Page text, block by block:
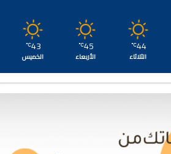
44
℃
الثلاثاء
45
℃
الأربعاء
43
℃
الخميس